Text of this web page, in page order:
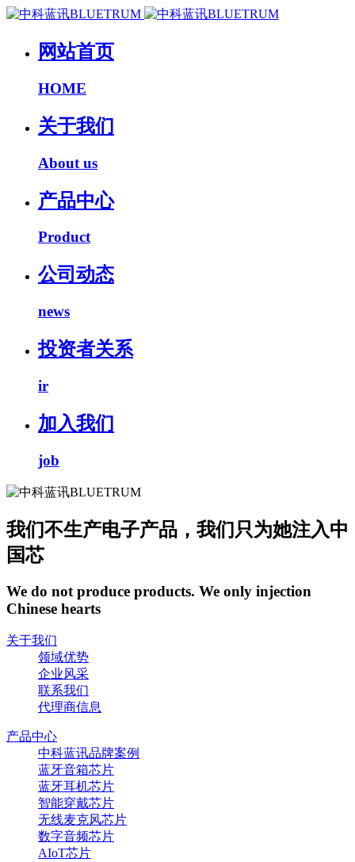
网站首页
HOME
关于我们
About us
产品中心
Product
公司动态
news
投资者关系
ir
加入我们
job
我们不生产电子产品，我们只为她注入中
国芯
We do not produce products. We only injection
Chinese hearts
关于我们
领域优势
企业风采
联系我们
代理商信息
产品中心
中科蓝讯品牌案例
蓝牙音箱芯片
蓝牙耳机芯片
智能穿戴芯片
无线麦克风芯片
数字音频芯片
AIoT芯片